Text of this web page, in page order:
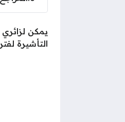
يمكن
التأشيرة